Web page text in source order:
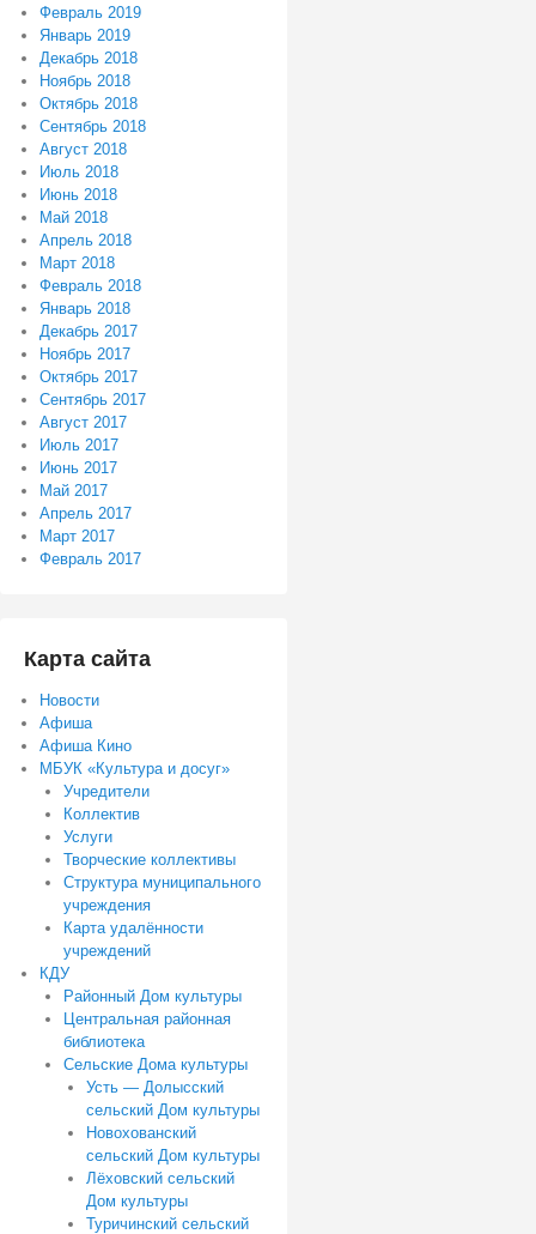
Февраль 2019
Январь 2019
Декабрь 2018
Ноябрь 2018
Октябрь 2018
Сентябрь 2018
Август 2018
Июль 2018
Июнь 2018
Май 2018
Апрель 2018
Март 2018
Февраль 2018
Январь 2018
Декабрь 2017
Ноябрь 2017
Октябрь 2017
Сентябрь 2017
Август 2017
Июль 2017
Июнь 2017
Май 2017
Апрель 2017
Март 2017
Февраль 2017
Карта сайта
Новости
Афиша
Афиша Кино
МБУК «Культура и досуг»
Учредители
Коллектив
Услуги
Творческие коллективы
Структура муниципального
учреждения
Карта удалённости
учреждений
КДУ
Районный Дом культуры
Центральная районная
библиотека
Сельские Дома культуры
Усть — Долысский
сельский Дом культуры
Новохованский
сельский Дом культуры
Лёховский сельский
Дом культуры
Туричинский сельский